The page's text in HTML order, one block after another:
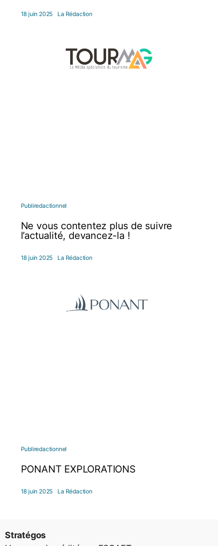
18 juin 2025 La Rédaction
Publiredactionnel
Ne vous contentez plus de suivre
l’actualité, devancez-la !
18 juin 2025 La Rédaction
Publiredactionnel
PONANT EXPLORATIONS
18 juin 2025 La Rédaction
Stratégos